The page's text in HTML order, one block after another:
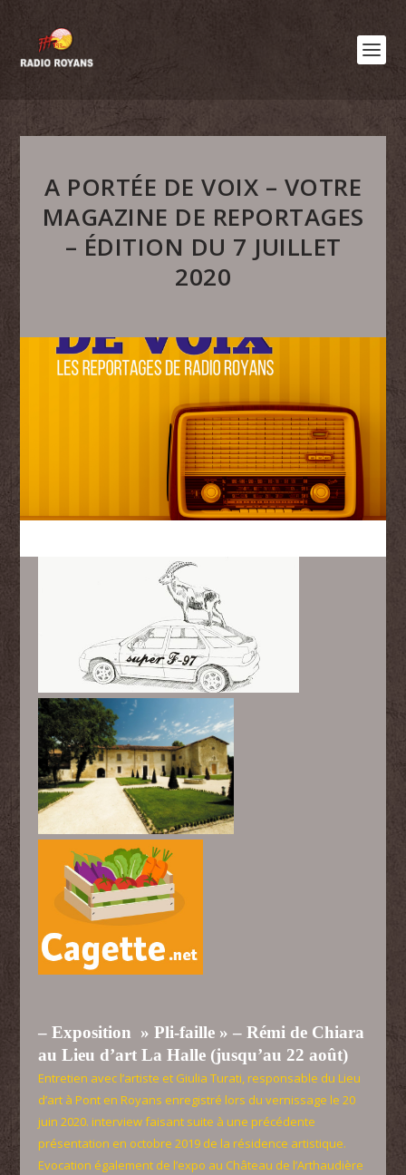
A PORTÉE DE VOIX – VOTRE
MAGAZINE DE REPORTAGES
– ÉDITION DU 7 JUILLET
2020
– Exposition » Pli-faille » – Rémi de Chiara
au Lieu d’art La Halle (jusqu’au 22 août)
Entretien avec l’artiste et Giulia Turati, responsable du Lieu
d’art à Pont en Royans enregistré lors du vernissage le 20
juin 2020. interview faisant suite à une précédente
présentation en octobre 2019 de la résidence artistique.
Evocation également de l’expo au Château de l’Arthaudière